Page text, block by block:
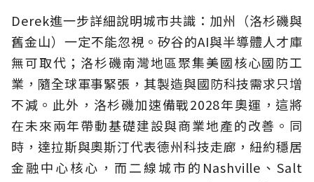
Derek進一步詳細說明城市共識：加州（洛杉磯與
舊金山）一定不能忽視。矽谷的AI與半導體人才庫
無可取代；洛杉磯南灣地區聚集美國核心國防工
業，隨全球軍事緊張，其製造與國防科技需求只增
不減。此外，洛杉磯加速備戰2028年奧運，這將
在未來兩年帶動基礎建設與商業地產的改善。同
時，達拉斯與奧斯汀代表德州科技走廊，紐約穩居
金融中心核心，而二線城市的Nashville、Salt